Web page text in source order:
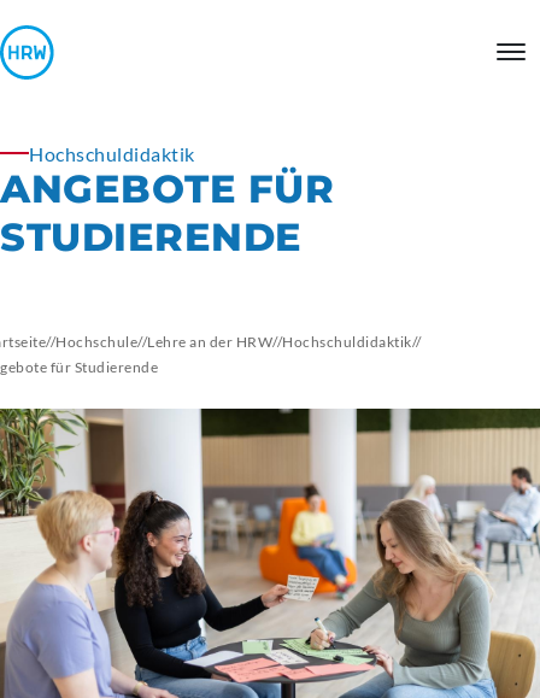
Hochschuldidaktik
ANGEBOTE FÜR
STUDIERENDE
//Hochschule//Lehre an der HRW//Hochschuldidaktik//
für Studierende